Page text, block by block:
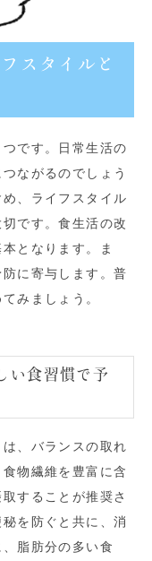
スタイルと
です。日常生活の
ながるのでしょう
、ライフスタイル
です。食生活の改
となります。ま
に寄与します。普
みましょう。
い食習慣で予
、バランスの取れ
物繊維を豊富に含
することが推奨さ
を防ぐと共に、消
脂肪分の多い食